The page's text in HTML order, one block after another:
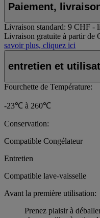
Paiement,
Livraison standard: 9 CHF -
Livraison gratuite à partir de
savoir plus, cliquez ici
entretien et
Fourchette de Température:
-23℃ à 260℃
Conservation:
Compatible Congélateur
Entretien
Compatible lave-vaisselle
Avant la première utilisation:
Prenez plaisir à